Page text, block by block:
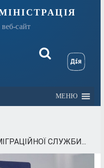
сайт
МЕНЮ
СЛУЖБИ...